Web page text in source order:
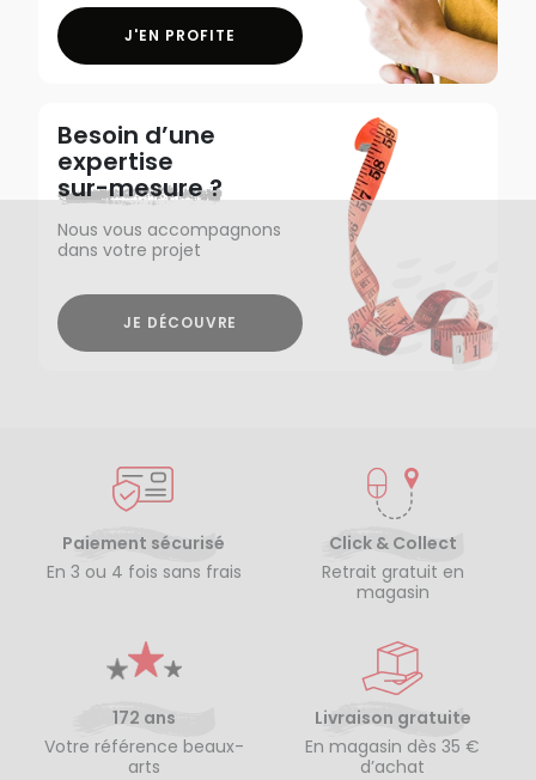
J'EN PROFITE
Besoin d’une
expertise
sur-mesure ?
Nous vous accompagnons
dans votre projet
JE DÉCOUVRE
Paiement sécurisé
En 3 ou 4 fois sans frais
Click & Collect
Retrait gratuit en
magasin
172 ans
Votre référence beaux-
arts
Livraison gratuite
En magasin dès 35 €
d’achat